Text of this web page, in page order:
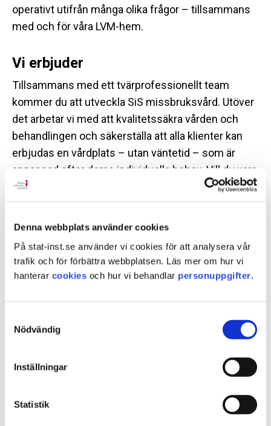
Denna webbplats använder cookies
På stat-inst.se använder vi cookies för att analysera vår
trafik och för förbättra webbplatsen. Läs mer om hur vi
hanterar cookies och hur vi behandlar personuppgifter.
Nödvändig
Inställningar
Statistik
operativt utifrån många olika frågor – tillsammans
med och för våra LVM-hem.
Vi erbjuder
Tillsammans med ett tvärprofessionellt team
kommer du att utveckla SiS missbruksvård. Utöver
det arbetar vi med att kvalitetssäkra vården och
behandlingen och säkerställa att alla klienter kan
erbjudas en vårdplats – utan väntetid – som är
anpassad efter deras individuella behov. Vill du vara
med och utveckla en modern missbruksvård med
utgångspunkt i klienternas individuella behov, är det
här platsen för dig.
Om oss
Missbruksvårdsavdelningen består av nio LVM-hem
olika bakgrunder och specialistkompetenser. Vi
missbruksvård och ge stöd till LVM-hemmen.
missbruksvårdsdirektör. Vi är engagerade